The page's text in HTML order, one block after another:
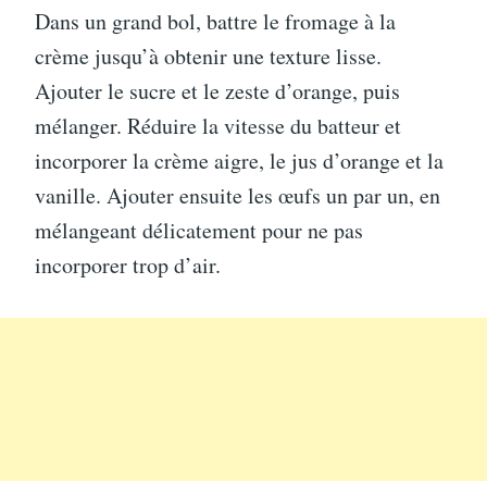
Dans un grand bol, battre le fromage à la
crème jusqu’à obtenir une texture lisse.
Ajouter le sucre et le zeste d’orange, puis
mélanger. Réduire la vitesse du batteur et
incorporer la crème aigre, le jus d’orange et la
vanille. Ajouter ensuite les œufs un par un, en
mélangeant délicatement pour ne pas
incorporer trop d’air.